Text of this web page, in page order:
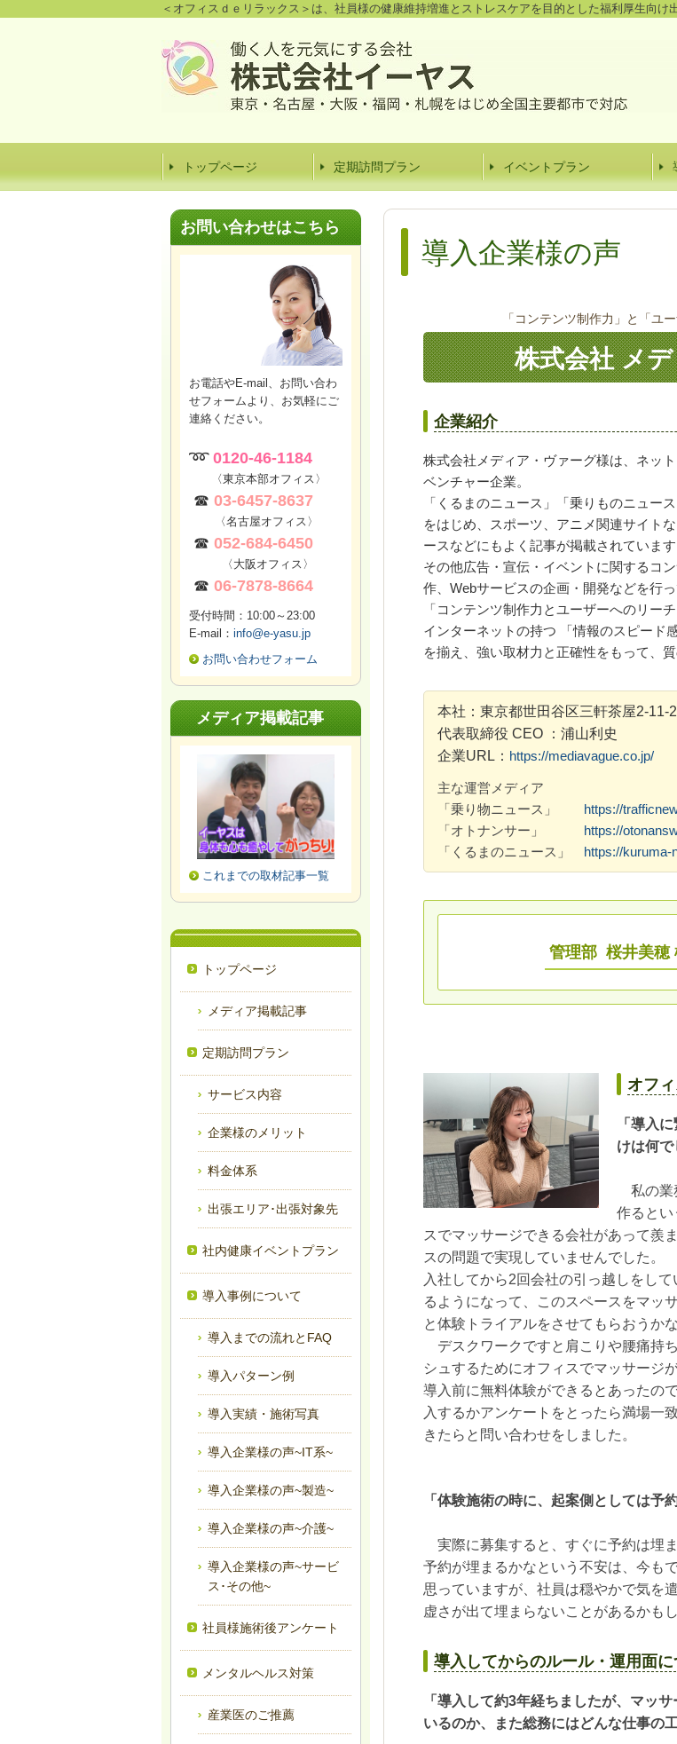
＜オフィスｄｅリラックス＞は、社員様の健康維持増進とストレスケアを目的とした福利厚生向
トップページ 定期訪問プラン イベントプラン
導入企業様の声
「コンテンツ制作力」と「ユ
株式会社 メ
企業紹介
株式会社メディア・ヴァーグ様は、ネッ
ベンチャー企業。
「くるまのニュース」「乗りものニュー
をはじめ、スポーツ、アニメ関連サイト
ースなどにもよく記事が掲載されています
その他広告・宣伝・イベントに関するコ
作、 Webサービスの企画・開発などを行っ
「コンテンツ制作力とユーザーへのリー
インターネットの持つ 「情報のスピード
を揃え、強い取材力と正確性をもって、
本社：東京都世田谷区三軒茶屋2-11-
代表取締役 CEO ：浦山利史
企業URL： https://mediavague.co.jp/
主な運営メディア
「乗り物ニュース」 https://
「オトナンサー」 https://
「くるまのニュース」 https://kuruma-
管理部 桜井美穂
オフ
「導入
けは何で
私の業
作るとい
スでマッサージできる会社があって羨
スの問題で実現していませんでした。
入社してから2回会社の引っ越しをし
るようになって、このスペースをマッ
と体験トライアルをさせてもらおうか
デスクワークですと肩こりや腰痛持
シュするためにオフィスでマッサージ
導入前に無料体験ができるとあったの
入するかアンケートをとったら満場一
きたらと問い合わせをしました。
「体験施術の時に、起案側としては予
実際に募集すると、すぐに予約は埋
予約が埋まるかなという不安は、今も
思っていますが、社員は穏やかで気を
虚さが出て埋まらないことがあるかも
導入してからのルール・運用面に
「導入して約3年経ちましたが、マッ
いるのか、また総務にはどんな仕事の
お問い合わせはこちら
お電話やE-mail、お問い合わ
せフォームより、お気軽にご
連絡ください。
➿ 0120-46-1184
〈東京本部オフィス〉
☎ 03-6457-8637
〈名古屋オフィス〉
☎ 052-684-6450
〈大阪オフィス〉
☎ 06-7878-8664
受付時間：10:00～23:00
E-mail： info@e-yasu.jp
お問い合わせフォーム
メディア掲載記事
これまでの取材記事一覧
トップページ
メディア掲載記事
定期訪問プラン
サービス内容
企業様のメリット
料金体系
出張エリア･出張対象先
社内健康イベントプラン
導入事例について
導入までの流れとFAQ
導入パターン例
導入実績・施術写真
導入企業様の声~IT系~
導入企業様の声~製造~
導入企業様の声~介護~
導入企業様の声~サービ
ス･その他~
社員様施術後アンケート
メンタルヘルス対策
産業医のご推薦